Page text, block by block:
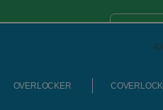
OVERLOCKER